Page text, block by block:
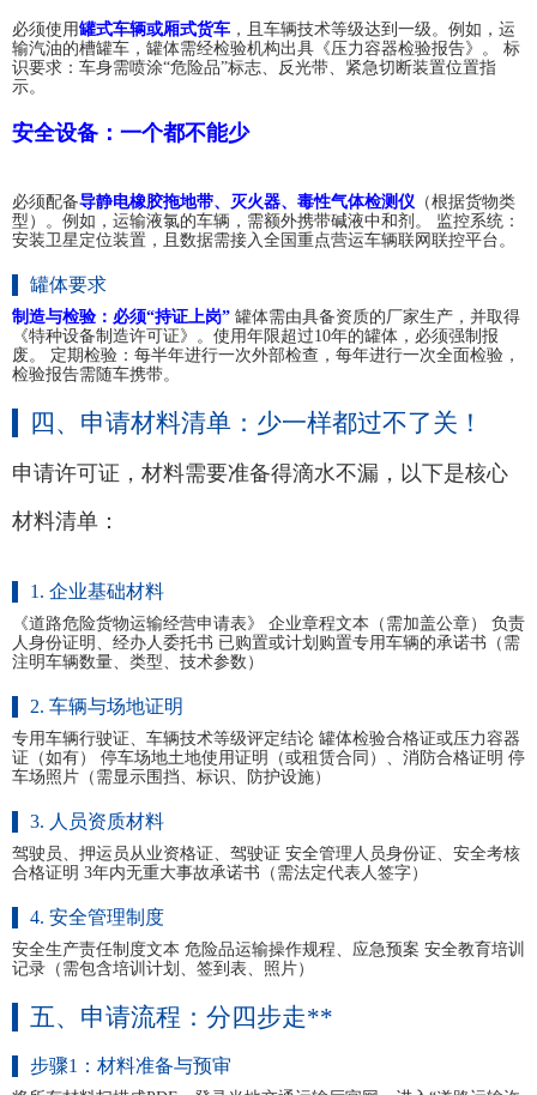
必须使用罐式车辆或厢式货车 ，且车辆技术等级达到一级。例如，运
输汽油的槽罐车，罐体需经检验机构出具《压力容器检验报告》。 标
识要求：车身需喷涂“危险品”标志、反光带、紧急切断装置位置指
示。
安全设备：一个都不能少
必须配备导静电橡胶拖地带、灭火器、毒性气体检测仪 （根据货物类
型）。例如，运输液氯的车辆，需额外携带碱液中和剂。 监控系统：
安装卫星定位装置，且数据需接入全国重点营运车辆联网联控平台。
罐体要求
制造与检验：必须“持证上岗” 罐体需由具备资质的厂家生产，并取得
《特种设备制造许可证》。使用年限超过10年的罐体，必须强制报
废。 定期检验：每半年进行一次外部检查，每年进行一次全面检验，
检验报告需随车携带。
四、申请材料清单：少一样都过不了关！
申请许可证，材料需要准备得滴水不漏，以下是核心
材料清单：
1. 企业基础材料
《道路危险货物运输经营申请表》 企业章程文本（需加盖公章） 负责
人身份证明、经办人委托书 已购置或计划购置专用车辆的承诺书（需
注明车辆数量、类型、技术参数）
2. 车辆与场地证明
专用车辆行驶证、车辆技术等级评定结论 罐体检验合格证或压力容器
证（如有） 停车场地土地使用证明（或租赁合同）、消防合格证明 停
车场照片（需显示围挡、标识、防护设施）
3. 人员资质材料
驾驶员、押运员从业资格证、驾驶证 安全管理人员身份证、安全考核
合格证明 3年内无重大事故承诺书（需法定代表人签字）
4. 安全管理制度
安全生产责任制度文本 危险品运输操作规程、应急预案 安全教育培训
记录（需包含培训计划、签到表、照片）
五、申请流程：分四步走**
步骤1：材料准备与预审